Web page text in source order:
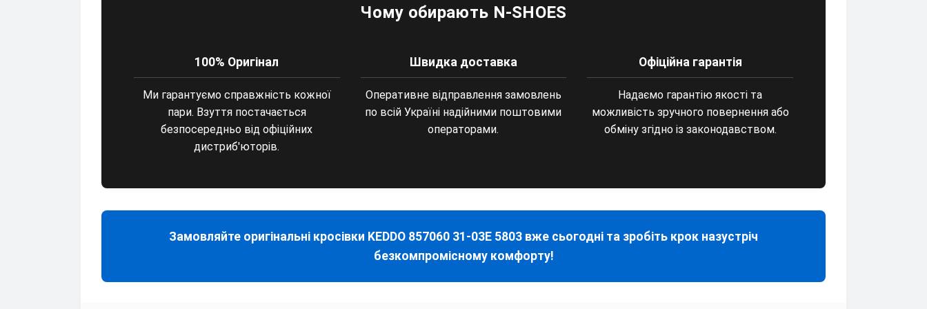
Чому обирають N-SHOES
100% Оригінал
Ми гарантуємо справжність кожної
пари. Взуття постачається
безпосередньо від офіційних
дистриб'юторів.
Швидка доставка
Оперативне відправлення замовлень
по всій Україні надійними поштовими
операторами.
Офіційна гарантія
Надаємо гарантію якості та
можливість зручного повернення або
обміну згідно із законодавством.
Замовляйте оригінальні кросівки KEDDO 857060 31-03E 5803 вже сьогодні та зробіть крок назустріч
безкомпромісному комфорту!